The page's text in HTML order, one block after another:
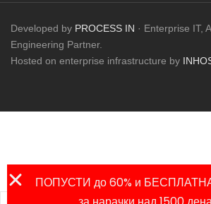
Developed by PROCESS IN · Enterprise IT,
Engineering Partner.
Hosted on enterprise infrastructure by
ПОПУСТИ до 60% и